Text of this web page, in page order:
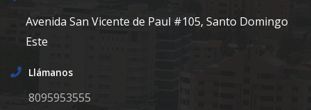
Avenida San Vicente de Paul #105, Santo Domingo
Este
Llámanos
8095953555